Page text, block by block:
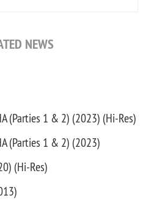
NEWS
(Parties 1 & 2) (2023) (Hi-Res)
(Parties 1 & 2) (2023)
(Hi-Res)